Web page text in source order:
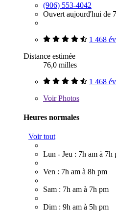
(906) 553-4042
Ouvert aujourd'hui de
1 468
Distance estimée
76,0 milles
1 468
VoirPhotos
Heures normales
Voir tout
Lun - Jeu : 7h am à 7h
Ven : 7h am à 8h pm
Sam : 7h am à 7h pm
Dim : 9h am à 5h pm